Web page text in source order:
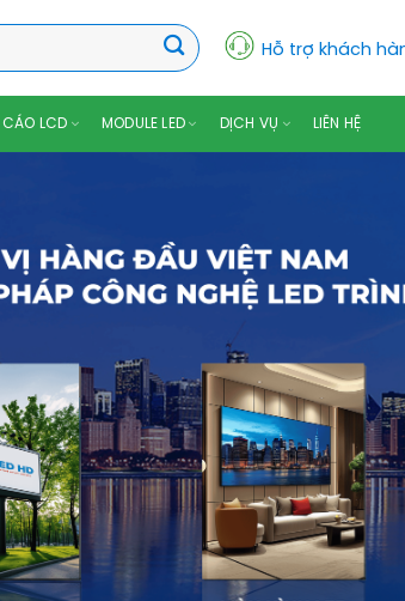
Hỗ trợ khách
CÁO LCD MODULE LED DỊCH VỤ LIÊN HỆ